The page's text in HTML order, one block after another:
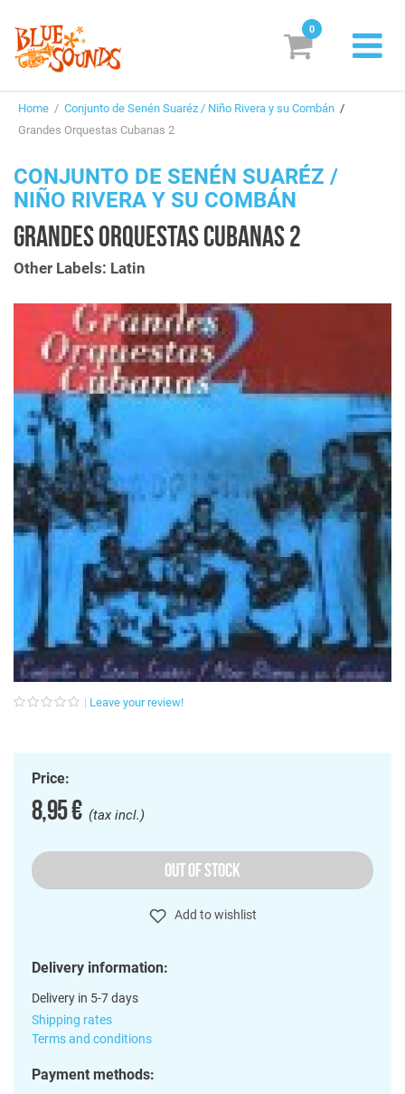
Suggestions
Genres & Styles
Vinyl
Search
Login/Register Subscribe! EUR
0
Home / Conjunto de Senén Suaréz / Niño Rivera y su Combán /
Grandes Orquestas Cubanas 2
CONJUNTO DE SENÉN SUARÉZ /
NIÑO RIVERA Y SU COMBÁN
GRANDES ORQUESTAS CUBANAS 2
Other Labels: Latin
Leave your review!
Price:
8,95 €(tax incl.)
OUT OF STOCK
Add to wishlist
Delivery information:
Delivery in 5-7 days
Shipping rates
Terms and conditions
Payment methods: